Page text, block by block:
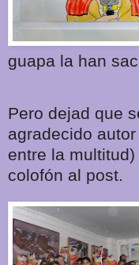
guapa la han
Pero dejad que
agradecido
entre la
colofón al post.